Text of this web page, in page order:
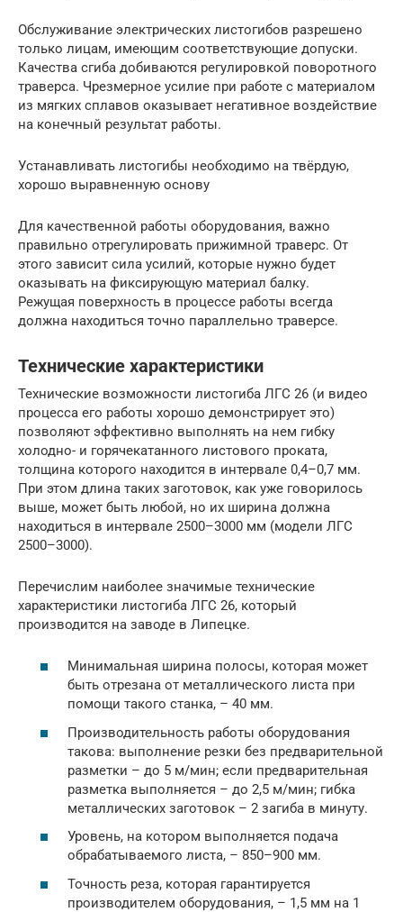
Обслуживание электрических листогибов разрешено
только лицам, имеющим соответствующие допуски.
Качества сгиба добиваются регулировкой поворотного
траверса. Чрезмерное усилие при работе с материалом
из мягких сплавов оказывает негативное воздействие
на конечный результат работы.
Устанавливать листогибы необходимо на твёрдую,
хорошо выравненную основу
Для качественной работы оборудования, важно
правильно отрегулировать прижимной траверс. От
этого зависит сила усилий, которые нужно будет
оказывать на фиксирующую материал балку.
Режущая поверхность в процессе работы всегда
должна находиться точно параллельно траверсе.
Технические характеристики
Технические возможности листогиба ЛГС 26 (и видео
процесса его работы хорошо демонстрирует это)
позволяют эффективно выполнять на нем гибку
холодно- и горячекатанного листового проката,
толщина которого находится в интервале 0,4–0,7 мм.
При этом длина таких заготовок, как уже говорилось
выше, может быть любой, но их ширина должна
находиться в интервале 2500–3000 мм (модели ЛГС
2500–3000).
Перечислим наиболее значимые технические
характеристики листогиба ЛГС 26, который
производится на заводе в Липецке.
Минимальная ширина полосы, которая может
быть отрезана от металлического листа при
помощи такого станка, – 40 мм.
Производительность работы оборудования
такова: выполнение резки без предварительной
разметки – до 5 м/мин; если предварительная
разметка выполняется – до 2,5 м/мин; гибка
металлических заготовок – 2 загиба в минуту.
Уровень, на котором выполняется подача
обрабатываемого листа, – 850–900 мм.
Точность реза, которая гарантируется
производителем оборудования, – 1,5 мм на 1